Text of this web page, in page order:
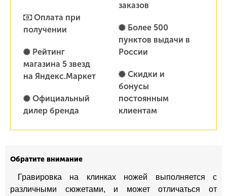
Оплата при
получении
Рейтинг
магазина 5 звезд
на Яндекс.Маркет
Официальный
дилер бренда
заказов
Более 500
пунктов выдачи в
России
Скидки и
бонусы
постоянным
клиентам
Обратите внимание
Гравировка на клинках ножей выполняется с
различными сюжетами, и может отличаться от